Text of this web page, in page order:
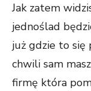
Jak zatem
jednoślad
już gdzie to się
chwili sam
firmę która